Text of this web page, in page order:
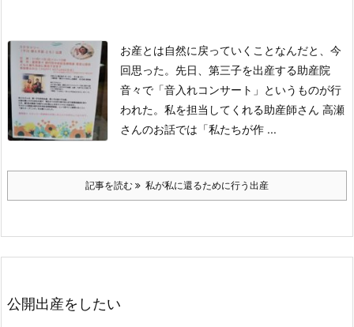
お産とは自然に戻っていくことなんだと、今
回思った。 先日、第三子を出産する助産院
音々で 「音入れコンサート」というものが行
われた。 私を担当してくれる助産師さん 高瀬
さんのお話では 「私たちが作 ...
記事を読む 私が私に還るために行う出産
公開出産をしたい